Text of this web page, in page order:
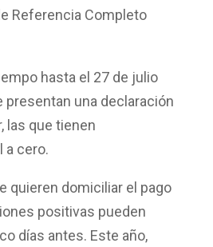
Referencia Completo
hasta el 27 de julio
presentan una declaración
las que tienen
a cero.
quieren domiciliar el pago
positivas pueden
días antes. Este año,